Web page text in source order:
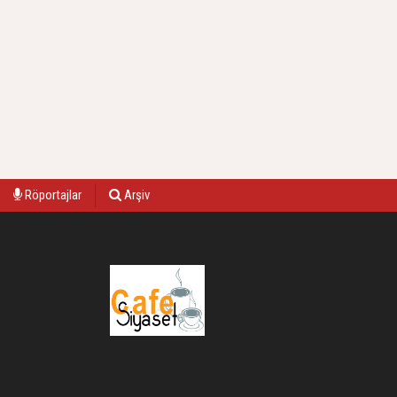
Röportajlar Arşiv